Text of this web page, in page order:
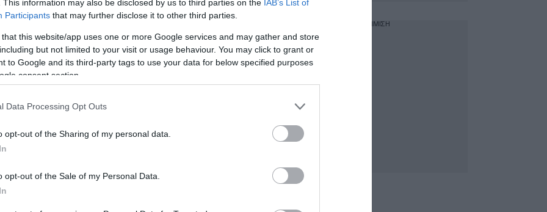
This information may also be disclosed by us to third parties on the IAB’s List of
Participants that may further disclose it to other third parties.
that this website/app uses one or more Google services and may gather and store
but not limited to your visit or usage behaviour. You may click to grant or
to Google and its third-party tags to use your data for below specified purposes
consent section.
Data Processing Opt Outs
opt-out of the Sharing of my personal data.
opt-out of the Sale of my Personal Data.
στα συντρίμμια.
ΔΙΑΦΗΜΙΣΗ